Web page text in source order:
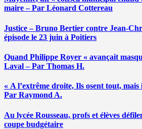
maire – Par Léonard Cottereau
Justice – Bruno Bertier contre Jean-
épisode le 23 juin à Poitiers
Quand Philippe Royer « avançait
Laval – Par Thomas H.
« A l’extrême droite, Ils osent tout, mais
Par Raymond A.
Au lycée Rousseau, profs et élèves
coupe budgétaire